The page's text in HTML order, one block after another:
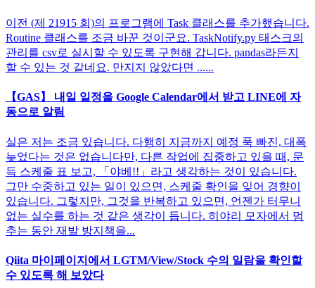
이전 (제 21915 회)의 프로그램에 Task 클래스를 추가했습니다.
Routine 클래스를 조금 바꾼 것이군요. TaskNotify.py 태스크의
관리를 csv로 실시할 수 있도록 구현해 갑니다. pandas라든지
할 수 있는 것 같네요. 만지지 않았다면 ......
【GAS】 내일 일정을 Google Calendar에서 받고 LINE에 자
동으로 알림
실은 저는 조금 있습니다. 다행히 지금까지 예정 푹 빠진, 대폭
늦었다는 것은 없습니다만, 다른 작업에 집중하고 있을 때, 문
득 스케줄 표 보고, 「야베!!」라고 생각하는 것이 있습니다.
그만 수중하고 있는 일이 있으면, 스케줄 확인을 잊어 경향이
있습니다. 그렇지만, 그것을 반복하고 있으면, 언젠가 터무니
없는 실수를 하는 것 같은 생각이 듭니다. 히야리 모자에서 멈
추는 동안 재발 방지책을...
Qiita 마이페이지에서 LGTM/View/Stock 수의 일람을 확인할
수 있도록 해 보았다